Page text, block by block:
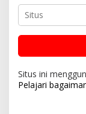
Situs ini
Pelajari